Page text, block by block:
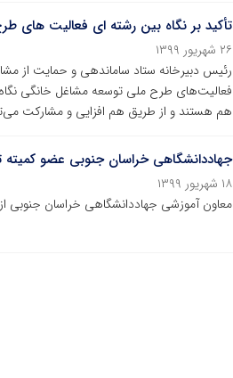
تأکید بر نگاه بین رشته ای فعالیت های
۲۶ شهریور ۱۳۹۹
رئیس دبیرخانه ستاد ساماندهی و حمایت از
فعالیت‌های طرح ملی توسعه مشاغل خانگی نگاه
هم هستند و از طریق هم افزایی و مشارکت
جهاددانشگاهی خراسان جنوبی عضو
۱۸ شهریور ۱۳۹۹
معاون آموزشی جهاددانشگاهی خراسان